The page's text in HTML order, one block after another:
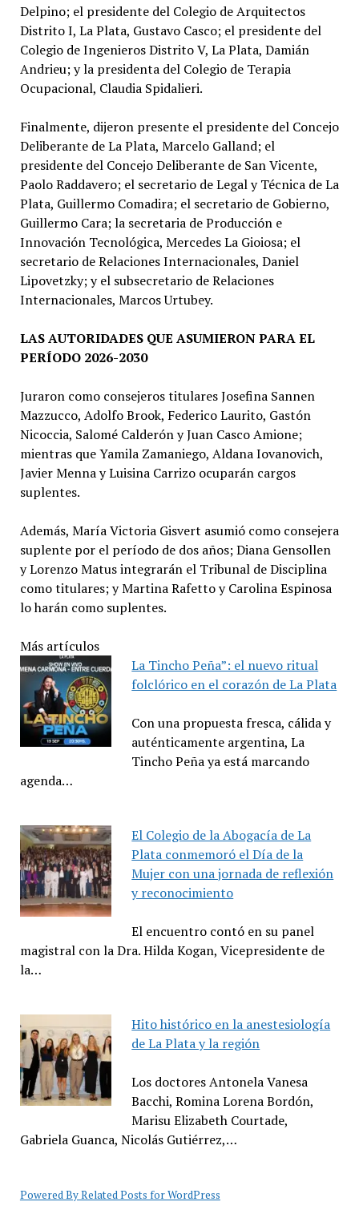
Delpino; el presidente del Colegio de Arquitectos
Distrito I, La Plata, Gustavo Casco; el presidente del
Colegio de Ingenieros Distrito V, La Plata, Damián
Andrieu; y la presidenta del Colegio de Terapia
Ocupacional, Claudia Spidalieri.
Finalmente, dijeron presente el presidente del Concejo
Deliberante de La Plata, Marcelo Galland; el
presidente del Concejo Deliberante de San Vicente,
Paolo Raddavero; el secretario de Legal y Técnica de La
Plata, Guillermo Comadira; el secretario de Gobierno,
Guillermo Cara; la secretaria de Producción e
Innovación Tecnológica, Mercedes La Gioiosa; el
secretario de Relaciones Internacionales, Daniel
Lipovetzky; y el subsecretario de Relaciones
Internacionales, Marcos Urtubey.
LAS AUTORIDADES QUE ASUMIERON PARA EL
PERÍODO 2026-2030
Juraron como consejeros titulares Josefina Sannen
Mazzucco, Adolfo Brook, Federico Laurito, Gastón
Nicoccia, Salomé Calderón y Juan Casco Amione;
mientras que Yamila Zamaniego, Aldana Iovanovich,
Javier Menna y Luisina Carrizo ocuparán cargos
suplentes.
Además, María Victoria Gisvert asumió como consejera
suplente por el período de dos años; Diana Gensollen
y Lorenzo Matus integrarán el Tribunal de Disciplina
como titulares; y Martina Rafetto y Carolina Espinosa
lo harán como suplentes.
Más artículos
La Tincho Peña”: el nuevo ritual
folclórico en el corazón de La Plata
Con una propuesta fresca, cálida y
auténticamente argentina, La
Tincho Peña ya está marcando
agenda…
El Colegio de la Abogacía de La
Plata conmemoró el Día de la
Mujer con una jornada de reflexión
y reconocimiento
El encuentro contó en su panel
magistral con la Dra. Hilda Kogan, Vicepresidente de
la…
Hito histórico en la anestesiología
de La Plata y la región
Los doctores Antonela Vanesa
Bacchi, Romina Lorena Bordón,
Marisu Elizabeth Courtade,
Gabriela Guanca, Nicolás Gutiérrez,…
Powered By Related Posts for WordPress